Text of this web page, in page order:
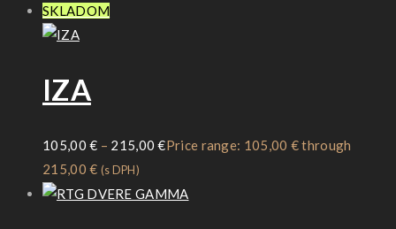
SKLADOM
IZA
105,00€ – 215,00€Price range: 105,00 € through
215,00 € (s DPH)